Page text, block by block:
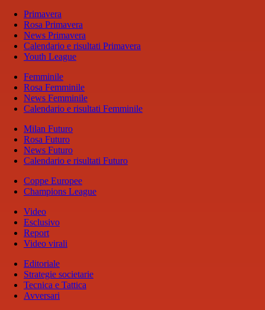
Primavera
Rosa Primavera
News Primavera
Calendario e risultati Primavera
Youth League
Femminile
Rosa Femminile
News Femminile
Calendario e risultati Femminile
Milan Futuro
Rosa Futuro
News Futuro
Calendario e risultati Futuro
Coppe Europee
Champions League
Video
Esclusivo
Report
Video virali
Editoriale
Strategie societarie
Tecnica e Tattica
Avversari